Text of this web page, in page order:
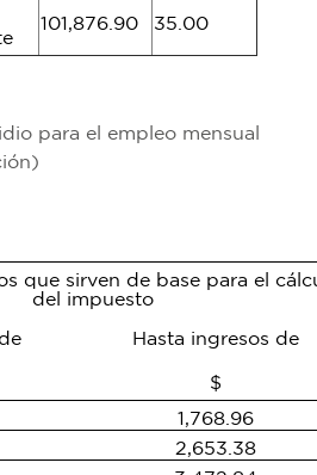
101,876.90 35.00
para el empleo mensual
que sirven de base para el
del impuesto
Hasta ingresos de
$
1,768.96
2,653.38